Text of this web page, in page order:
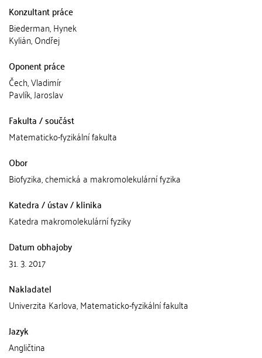
Konzultant práce
Biederman, Hynek
Kylián, Ondřej
Oponent práce
Čech, Vladimír
Pavlík, Jaroslav
Fakulta / součást
Matematicko-fyzikální fakulta
Obor
Biofyzika, chemická a makromolekulární fyzika
Katedra / ústav / klinika
Katedra makromolekulární fyziky
Datum obhajoby
31. 3. 2017
Nakladatel
Univerzita Karlova, Matematicko-fyzikální fakulta
Jazyk
Angličtina